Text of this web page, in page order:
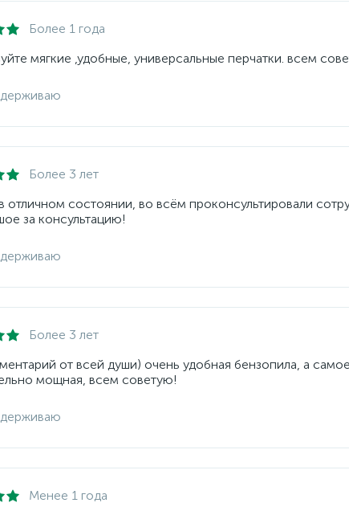
Более 1 года
мягкие ,удобные, универсальные перчатки. всем
Более 3 лет
отличном состоянии, во всём проконсультировали
за консультацию!
Более 3 лет
от всей души) очень удобная бензопила, а самое
мощная, всем советую!
Менее 1 года